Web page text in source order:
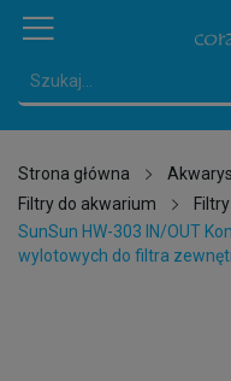
Strona główna
Filtry do akwarium
SunSun HW-303 IN/OUT
wylotowych do filtra